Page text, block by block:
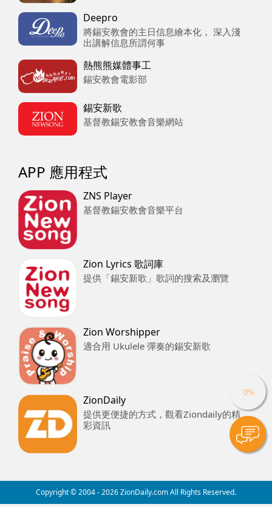
上一篇 下一篇
Deepro
將錫安教會的主日信息繪本化， 深入淺
出講解信息所謂何事
熱熊熊媒體事工
錫安教會電影部
錫安新歌
基督教錫安教會音樂網站
APP 應用程式
ZNS Player
基督教錫安教會音樂平台
Zion Lyrics 歌詞庫
提供「錫安新歌」歌詞的搜索及瀏覽
Zion Worshipper
適合用 Ukulele 彈奏的錫安新歌
ZionDaily
提供更便捷的方式，觀看Ziondaily的精
彩資訊
Copyright © 2004 -2026ZionDaily.com All Rights Reserved.